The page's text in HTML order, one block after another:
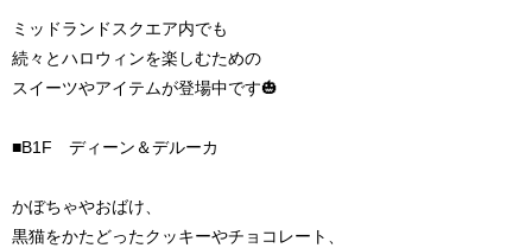
ミッドランドスクエア内でも
続々とハロウィンを楽しむための
スイーツやアイテムが登場中です🎃
■B1F ディーン＆デルーカ
かぼちゃやおばけ、
黒猫をかたどったクッキーやチョコレート、